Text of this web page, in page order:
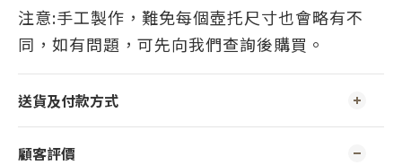
注意:手工製作，難免每個壺托尺寸也會略有不
同，如有問題，可先向我們查詢後購買。
送貨及付款方式
顧客評價